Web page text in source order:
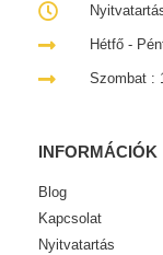
Hétfő -
Szombat :
INFORMÁCIÓK
Blog
Kapcsolat
Nyitvatartás